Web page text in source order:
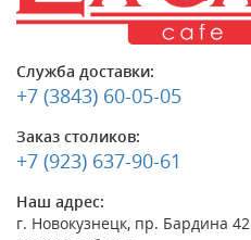
Служба доставки:
+7 (3843) 60-05-05
Заказ столиков:
+7 (923) 637-90-61
Наш адрес:
г. Новокузнецк, пр. Бардина 42